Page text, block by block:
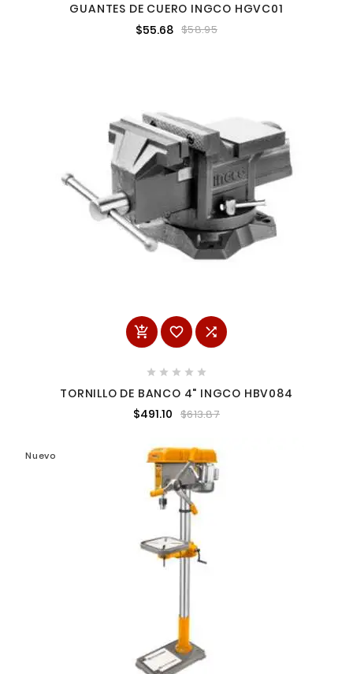
GUANTES DE CUERO INGCO HGVC01
$55.68 $58.95
  
    
TORNILLO DE BANCO 4" INGCO HBV084
$491.10 $613.87
Nuevo